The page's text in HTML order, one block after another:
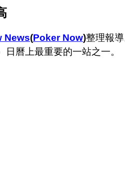
News(Poker Now)整理報導
日曆上最重要的一站之一。